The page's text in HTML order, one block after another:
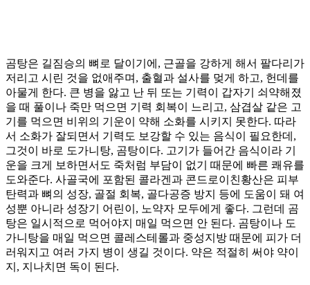
곰탕은 길짐승의 뼈로 달이기에, 근골을 강하게 해서 팔다리가
저리고 시린 것을 없애주며, 출혈과 설사를 멎게 하고, 헌데를
아물게 한다. 큰 병을 앓고 난 뒤 또는 기력이 갑자기 쇠약해졌
을 때 풀이나 죽만 먹으면 기력 회복이 느리고, 삼겹살 같은 고
기를 먹으면 비위의 기운이 약해 소화를 시키지 못한다. 따라
서 소화가 잘되면서 기력도 보강할 수 있는 음식이 필요한데,
그것이 바로 도가니탕, 곰탕이다. 고기가 들어간 음식이라 기
운을 크게 보하면서도 죽처럼 부담이 없기 때문에 빠른 쾌유를
도와준다. 사골국에 포함된 콜라겐과 콘드로이친황산은 피부
탄력과 뼈의 성장, 골절 회복, 골다공증 방지 등에 도움이 돼 여
성뿐 아니라 성장기 어린이, 노약자 모두에게 좋다. 그런데 곰
탕은 일시적으로 먹어야지 매일 먹으면 안 된다. 곰탕이나 도
가니탕을 매일 먹으면 콜레스테롤과 중성지방 때문에 피가 더
러워지고 여러 가지 병이 생길 것이다. 약은 적절히 써야 약이
지, 지나치면 독이 된다.